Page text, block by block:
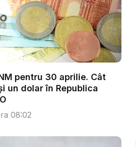
pentru 30 aprilie. Cât
un dolar în Republica
08:02